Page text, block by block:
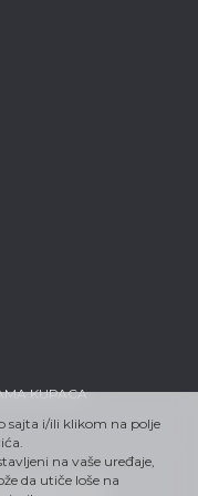
sajta i/ili klikom na polje
na vaše uređaje,
da utiče loše na
KUPACA
Vranje 2021.